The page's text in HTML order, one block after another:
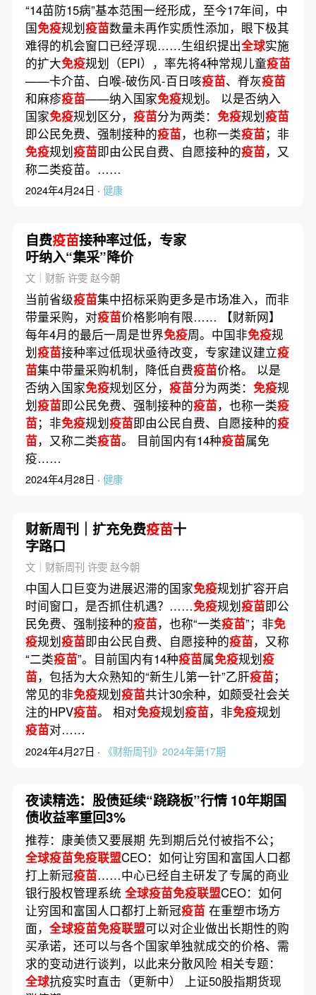
“14苗防15病”基本范围一经形成，至今17年间，中
国免疫规划疫苗数量未再作实质性添加，眼下极其
难得的机会窗口已经浮现……生组织提出全球实施
的扩大免疫规划（EPI），率先将4种常规儿童疫苗
——卡介苗、白喉-破伤风-百日咳疫苗、脊灰疫苗
和麻疹疫苗——纳入国家免疫规划。 以是否纳入
国家免疫规划区分， 疫苗分为两类： 免疫规划疫苗
即公民免费、强制接种的疫苗，也称一类疫苗；非
免疫规划疫苗即由公民自费、自愿接种的疫苗，又
称二类疫苗。……
2024年4月24日 · 健康
自费疫苗接种率过低，专家
吁纳入“集采”降价
文｜财新 许雯 赵今朝
当前省级疫苗集中招标采购更多是市场准入，而非
带量采购，对疫苗价格影响有限…… 【财新网】
每年4月的最后一周是世界免疫周。中国非免疫规
划疫苗接种率过低现状亟待改变，专家建议建立疫
苗集中带量采购机制，降低自费疫苗价格。 以是
否纳入国家免疫规划区分， 疫苗分为两类： 免疫规
划疫苗即公民免费、强制接种的疫苗，也称一类疫
苗；非免疫规划疫苗即由公民自费、自愿接种的疫
苗，又称二类疫苗。 目前国内有14种疫苗属免
疫……
2024年4月28日 · 健康
财新周刊｜扩充免费疫苗十
字路口
文｜财新周刊 许雯 赵今朝
中国人口巨变为进展迟滞的国家免疫规划扩容开启
时间窗口，是否抓住机遇？……免疫规划疫苗即公
民免费、强制接种的疫苗，也称“一类疫苗”；非免
疫规划疫苗即由公民自费、自愿接种的疫苗，又称
“二类疫苗”。目前国内有14种疫苗属免疫规划疫
苗，包括为大众熟知的“新生儿第一针”乙肝疫苗；
常见的非免疫规划疫苗共计30余种，如颇受社会关
注的HPV疫苗。 相对免疫规划疫苗，非免疫规划
疫苗对……
2024年4月27日 · 《财新周刊》2024年第17期
夜读精选：股债延续“跷跷板”行情 10年期国
债收益率重回3%
推荐：康美债又要展期 先到期后兑付被指不公；
全球疫苗免疫联盟CEO：如何让穷国和富国人口都
打上新冠疫苗……中心已经自主研发了专属的商业
银行股权管理系统 全球疫苗免疫联盟CEO：如何
让穷国和富国人口都打上新冠疫苗在重塑市场方
面， 全球疫苗免疫联盟可以对企业做出长期性的购
买承诺，还可以与各个国家单独就成交的价格、需
求的变动进行谈判，以此来分散风险 相关专题：
全球抗疫实时直击（更新中） 上证50股指期货现